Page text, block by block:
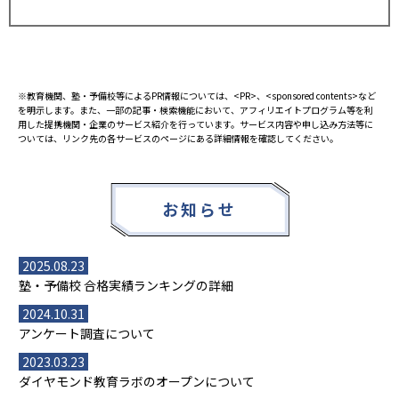
※教育機関、塾・予備校等によるPR情報については、<PR>、<sponsored contents>など
を明示します。また、一部の記事・検索機能において、アフィリエイトプログラム等を利
用した提携機関・企業のサービス紹介を行っています。サービス内容や申し込み方法等に
ついては、リンク先の各サービスのページにある詳細情報を確認してください。
お知らせ
2025.08.23
塾・予備校 合格実績ランキングの詳細
2024.10.31
アンケート調査について
2023.03.23
ダイヤモンド教育ラボのオープンについて